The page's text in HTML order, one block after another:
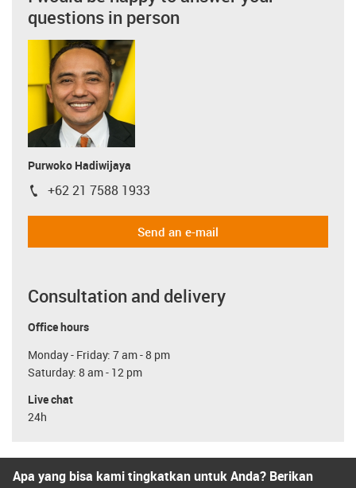
questions in person
Purwoko Hadiwijaya
igus-icon-phone
+62 21 7588 1933
Send an e-mail
Consultation and delivery
Office hours
Monday - Friday: 7 am - 8 pm
Saturday: 8 am - 12 pm
Live chat
24h
Apa yang bisa kami tingkatkan untuk Anda? Berikan